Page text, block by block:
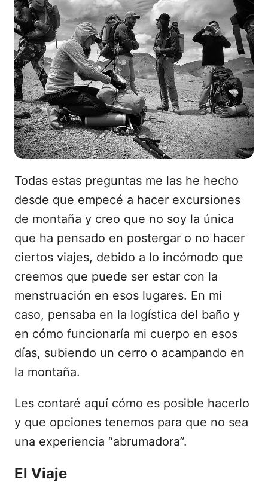
o
k
I
n
Todas estas preguntas me las he hecho
desde que empecé a hacer excursiones
de montaña y creo que no soy la única
que ha pensado en postergar o no hacer
ciertos viajes, debido a lo incómodo que
creemos que puede ser estar con la
menstruación en esos lugares. En mi
caso, pensaba en la logística del baño y
en cómo funcionaría mi cuerpo en esos
días, subiendo un cerro o acampando en
la montaña.
Les contaré aquí cómo es posible hacerlo
y que opciones tenemos para que no sea
una experiencia “abrumadora”.
El Viaje